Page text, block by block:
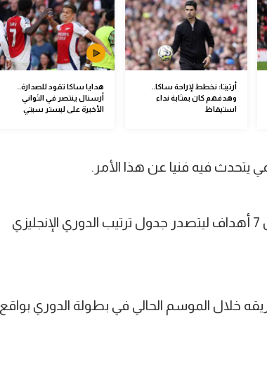
أرتيتا: نخطط لإراحة ساكا..
وهدفهم كان بمثابة نداء
استيقاظ
هدايا ساكا تقود للصدارة..
أرسنال ينتصر في الثواني
الأخيرة على ليستر سيتي
يتحدث فيه فنيا عن هذا الأمر.
وصنع اللاعب البالغ من العمر 23 عاما حتى الآن 7 أهداف ليتصدر جدول ترتيب الدوري الإنجليزي
خلال الموسم الحالي في بطولة الدوري بواقع